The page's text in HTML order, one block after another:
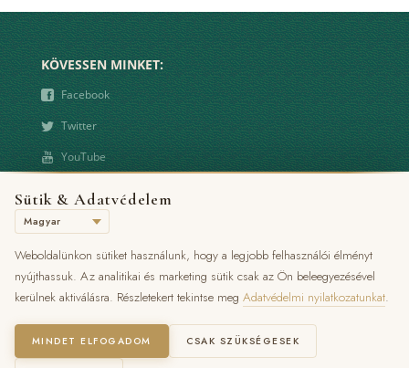
Sütik & Adatvédelem
Weboldalünkon sütiket használunk, hogy a legjobb felhasználói élményt
nyújthassuk. Az analitikai és marketing sütik csak az Ön beleegyezésével
kerülnek aktiválásra. Részletekert tekintse meg Adatvédelmi nyilatkozatunkat.
MINDET ELFOGADOM CSAK SZÜKSÉGESEK
KÖVESSEN MINKET:
❾ Facebook
❿ Twitter
➋ YouTube
KAPCSOLAT
°8500 Pápa, Bástya u. 1.
Ď +36 89 512 200
❔ +36 30 467 9395
À E-mail: info@villaclassica.hu
Јwww.classicahotel.hu